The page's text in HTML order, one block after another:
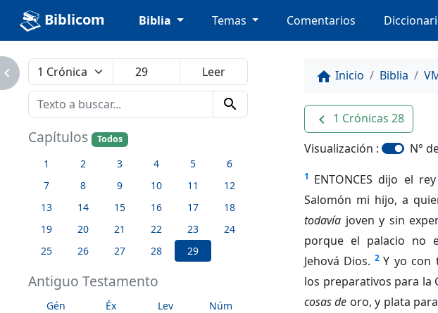
Biblicom Biblia Temas Comentarios
search
Capítulos Todos
1 2 3 4 5
6
7
8 9 10 11
12
13
14 15 16 17
18
19
20 21 22 23
24
25
26 27 28 29
Antiguo Testamento
Gén Éx Lev
Núm
home Inicio Biblia
navigate_before 1 Crónicas 28
Visualización : N°
1 ENTONCES dijo el
Salomón mi hijo, a
todavía joven y sin
porque el palacio no
Jehová Dios. 2 Y yo con
los preparativos para la
cosas de oro, y plata para